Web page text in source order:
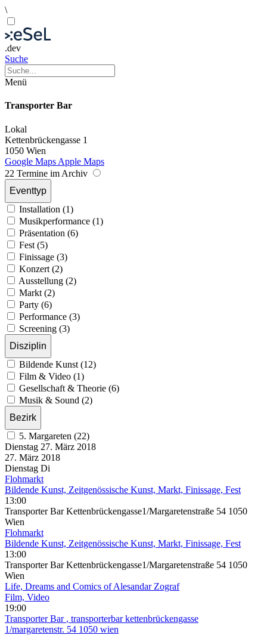
\
.dev
Suche
Menü
Transporter Bar
Lokal
Kettenbrückengasse 1
1050 Wien
Google Maps Apple Maps
22 Termine im Archiv
Eventtyp
Installation (1)
Musikperformance (1)
Präsentation (6)
Fest (5)
Finissage (3)
Konzert (2)
Ausstellung (2)
Markt (2)
Party (6)
Performance (3)
Screening (3)
Disziplin
Bildende Kunst (12)
Film & Video (1)
Gesellschaft & Theorie (6)
Musik & Sound (2)
Bezirk
5. Margareten (22)
Dienstag 27. März 2018
27. März 2018
Dienstag Di
Flohmarkt
Bildende Kunst, Zeitgenössische Kunst, Markt, Finissage, Fest
13:00
Transporter Bar Kettenbrückengasse1/Margaretenstraße 54 1050
Wien
Flohmarkt
Bildende Kunst, Zeitgenössische Kunst, Markt, Finissage, Fest
13:00
Transporter Bar Kettenbrückengasse1/Margaretenstraße 54 1050
Wien
Life, Dreams and Comics of Alesandar Zograf
Film, Video
19:00
Transporter Bar , transporterbar kettenbrückengasse
1/margaretenstr. 54 1050 wien